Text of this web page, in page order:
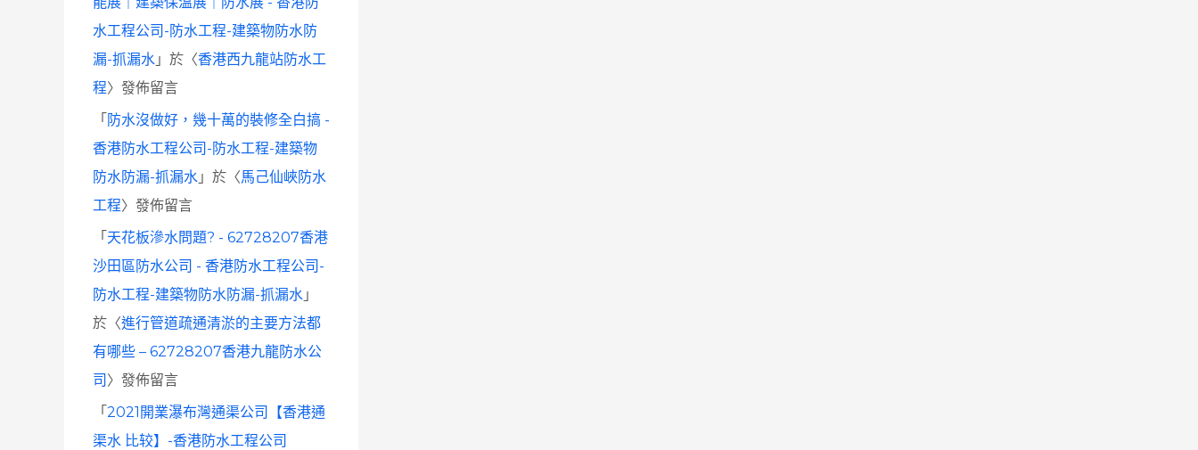
水工程公司-防水工程-建築物防水防
漏-抓漏水 」於〈香港西九龍站防水工
程〉發佈留言
「 防水沒做好，幾十萬的裝修全白搞 -
香港防水工程公司-防水工程-建築物
防水防漏-抓漏水 」於〈馬己仙峽防水
工程〉發佈留言
「 天花板滲水問題? - 62728207香港
沙田區防水公司 - 香港防水工程公司-
防水工程-建築物防水防漏-抓漏水 」
於〈進行管道疏通清淤的主要方法都
有哪些 – 62728207香港九龍防水公
司 〉發佈留言
「 2021開業瀑布灣通渠公司【香港通
渠水 比较】-香港防水工程公司